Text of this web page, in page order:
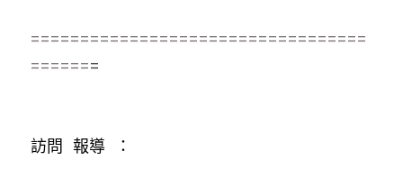
==================================
=======
訪問 報導 ：